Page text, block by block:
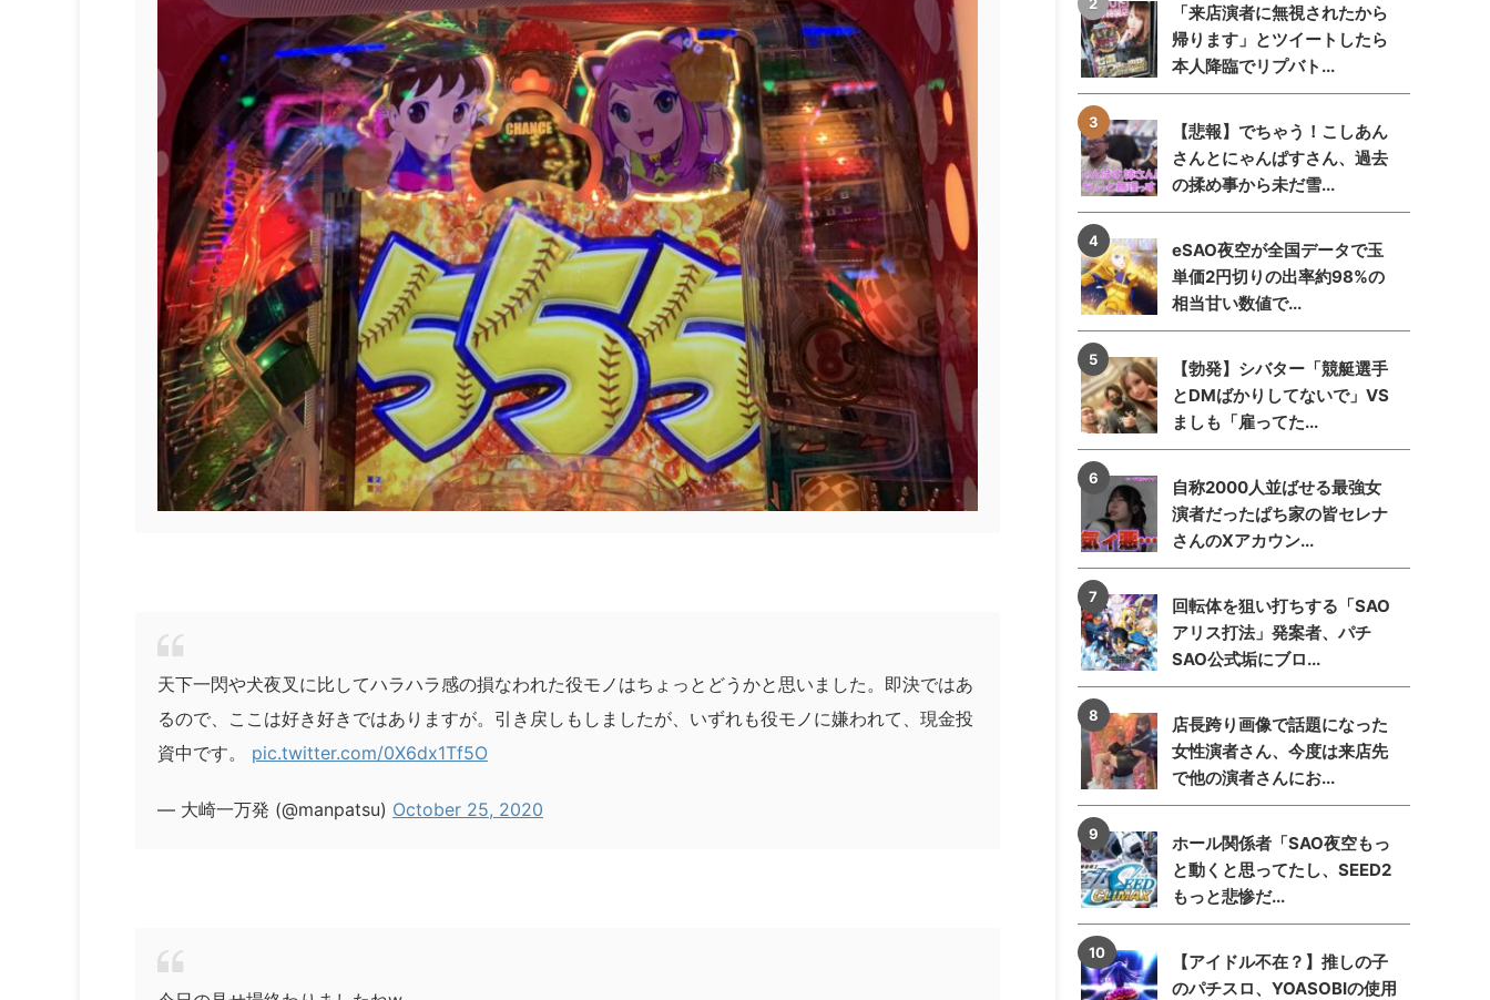
天下一閃や犬夜叉に比してハラハラ感の損なわれた役モノはちょっとどうかと思いました。即決ではあ
るので、ここは好き好きではありますが。引き戻しもしましたが、いずれも役モノに嫌われて、現金投
資中です。 pic.twitter.com/0X6dx1Tf5O
— 大崎一万発 (@manpatsu) October 25, 2020
「来店演者に無視されたから
帰ります」とツイートしたら
本人降臨でリプバト...
【悲報】でちゃう！こしあん
さんとにゃんぱすさん、過去
の揉め事から未だ雪...
eSAO夜空が全国データで玉
単価2円切りの出率約98%の
相当甘い数値で...
【勃発】シバター「競艇選手
とDMばかりしてないで」VS
ましも「雇ってた...
自称2000人並ばせる最強女
演者だったぱち家の皆セレナ
さんのXアカウン...
回転体を狙い打ちする「SAO
アリス打法」発案者、パチ
SAO公式垢にブロ...
店長跨り画像で話題になった
女性演者さん、今度は来店先
で他の演者さんにお...
ホール関係者「SAO夜空もっ
と動くと思ってたし、SEED2
もっと悲惨だ...
【アイドル不在？】推しの子
のパチスロ、YOASOBIの使用